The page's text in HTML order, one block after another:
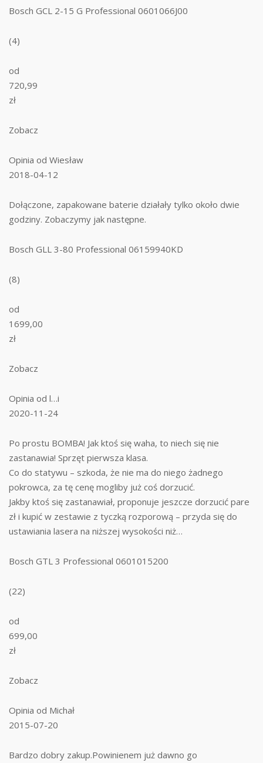
Bosch GCL 2-15 G Professional 0601066J00
(4)
od
720,99
zł
Zobacz
Opinia od Wiesław
2018-04-12
Dołączone, zapakowane baterie działały tylko około dwie
godziny. Zobaczymy jak następne.
Bosch GLL 3-80 Professional 06159940KD
(8)
od
1699,00
zł
Zobacz
Opinia od l…i
2020-11-24
Po prostu BOMBA! Jak ktoś się waha, to niech się nie
zastanawia! Sprzęt pierwsza klasa.
Co do statywu – szkoda, że nie ma do niego żadnego
pokrowca, za tę cenę mogliby już coś dorzucić.
Jakby ktoś się zastanawiał, proponuje jeszcze dorzucić pare
zł i kupić w zestawie z tyczką rozporową – przyda się do
ustawiania lasera na niższej wysokości niż…
Bosch GTL 3 Professional 0601015200
(22)
od
699,00
zł
Zobacz
Opinia od Michał
2015-07-20
Bardzo dobry zakup.Powinienem już dawno go